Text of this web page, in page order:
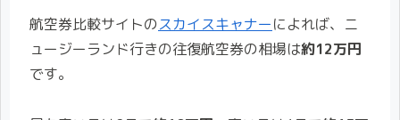
航空券比較サイトのスカイスキャナーによれば、ニ
ュージーランド行きの往復航空券の相場は約12万円
です。